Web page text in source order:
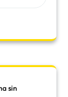
sin